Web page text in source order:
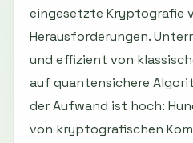
eingesetzte Kryptografie
Herausforderungen.
und effizient von
auf quantensichere
der Aufwand ist hoch:
von kryptografischen